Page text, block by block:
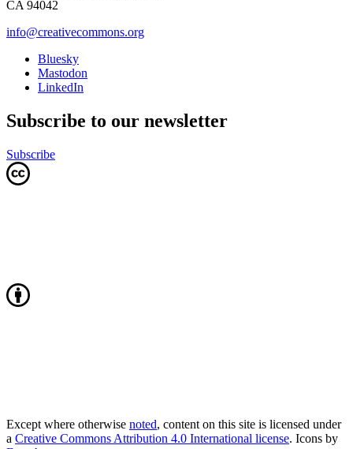
CA 94042
info@creativecommons.org
Bluesky
Mastodon
LinkedIn
Subscribe to our newsletter
Subscribe
Except where otherwise noted, content on this site is licensed under
a Creative Commons Attribution 4.0 International license. Icons by